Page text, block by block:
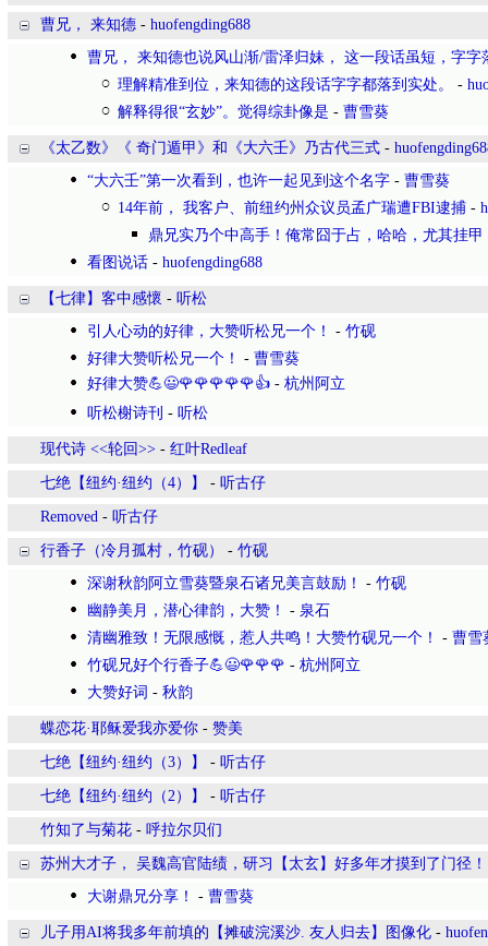
曹兄， 来知德 - huofengding688
曹兄， 来知德也说风山渐/雷泽归妹， 这一段话虽短，字字
理解精准到位，来知德的这段话字字都落到实处。
-
解释得很“玄妙”。觉得综卦像是 - 曹雪葵
《太乙数》《 奇门遁甲》和《大六壬》乃古代三式 -
“大六壬”第一次看到，也许一起见到这个名字 - 曹雪葵
14年前， 我客户、前纽约州众议员孟广瑞遭FBI逮捕 -
鼎兄实乃个中高手！俺常囧于占，哈哈，尤其挂甲
看图说话 - huofengding688
【七律】客中感懷 - 听松
引人心动的好律，大赞听松兄一个！
- 竹砚
好律大赞听松兄一个！
- 曹雪葵
好律大赞💪😃🌹🌹🌹🌹🌹👍 - 杭州阿立
听松榭诗刊 - 听松
现代诗 <<轮回>> - 红叶Redleaf
七绝【纽约·纽约（4）】 - 听古仔
Removed - 听古仔
行香子（冷月孤村，竹砚） - 竹砚
深谢秋韵阿立雪葵暨泉石诸兄美言鼓励！
- 竹砚
幽静美月，潜心律韵，大赞！
- 泉石
清幽雅致！无限感慨，惹人共鸣！大赞竹砚兄一个！
- 曹雪
竹砚兄好个行香子💪😃🌹🌹🌹 - 杭州阿立
大赞好词 - 秋韵
蝶恋花·耶稣爱我亦爱你 - 赞美
七绝【纽约·纽约（3）】 - 听古仔
七绝【纽约·纽约（2）】 - 听古仔
竹知了与菊花 - 呼拉尔贝们
苏州大才子， 吴魏高官陆绩，研习【太玄】好多年才摸到了门径！
大谢鼎兄分享！
- 曹雪葵
儿子用AI将我多年前填的【摊破浣溪沙. 友人归去】图像化 -